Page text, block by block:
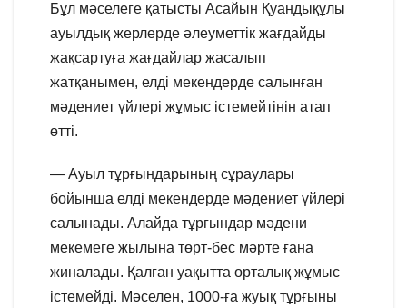
Бұл мәселеге қатысты Асайын Қуандықұлы
ауылдық жерлерде әлеуметтік жағдайды
жақсартуға жағдайлар жасалып
жатқанымен, елді мекендерде салынған
мәдениет үйлері жұмыс істемейтінін атап
өтті.
— Ауыл тұрғындарының сұраулары
бойынша елді мекендерде мәдениет үйлері
салынады. Алайда тұрғындар мәдени
мекемеге жылына төрт-бес мәрте ғана
жиналады. Қалған уақытта орталық жұмыс
істемейді. Мәселен, 1000-ға жуық тұрғыны